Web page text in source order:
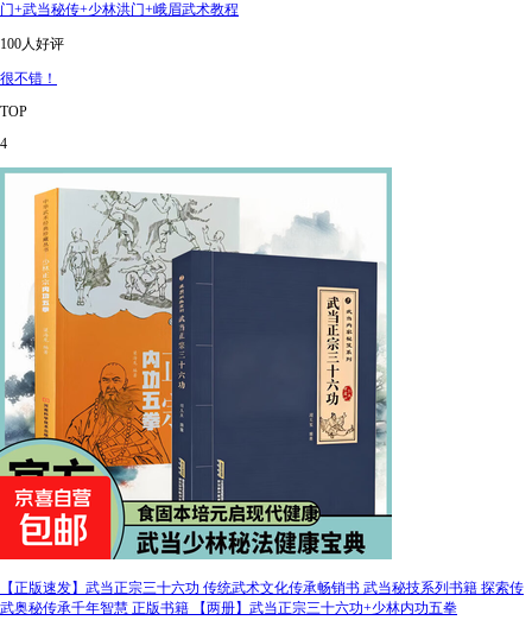
门+武当秘传+少林洪门+峨眉武术教程
100人好评
很不错！
TOP
4
【正版速发】武当正宗三十六功 传统武术文化传承畅销书 武当秘技系列书籍 探索传
武奥秘传承千年智慧 正版书籍 【两册】武当正宗三十六功+少林内功五拳